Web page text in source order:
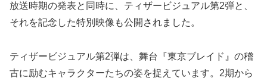
放送時期の発表と同時に、ティザービジュアル第2弾と、
それを記念した特別映像も公開されました。
ティザービジュアル第2弾は、舞台『東京ブレイド』の稽
古に励むキャラクターたちの姿を捉えています。2期から